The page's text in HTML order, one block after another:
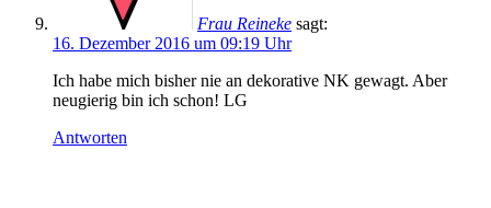
Frau Reineke sagt:
16. Dezember 2016 um 09:19 Uhr
Ich habe mich bisher nie an dekorative NK gewagt. Aber
neugierig bin ich schon! LG
Antworten